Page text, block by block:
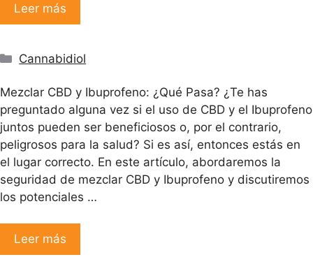
Leer más
Categorías
Cannabidiol
Mezclar CBD y Ibuprofeno: ¿Qué Pasa? ¿Te has
preguntado alguna vez si el uso de CBD y el Ibuprofeno
juntos pueden ser beneficiosos o, por el contrario,
peligrosos para la salud? Si es así, entonces estás en
el lugar correcto. En este artículo, abordaremos la
seguridad de mezclar CBD y Ibuprofeno y discutiremos
los potenciales …
Leer más